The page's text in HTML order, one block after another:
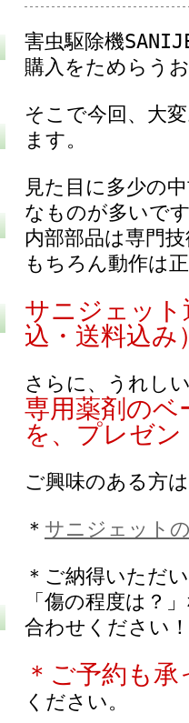
害虫駆除機
購入をためらう
そこで今回、大
ます。
見た目に多少の
なものが多いで
内部部品は専門
もちろん動作は
サニジェッ
込・送料込み
さらに、うれし
専用薬剤の
を、プレゼ
ご興味のある方
＊ サニジェット
＊ご納得いただ
「傷の程度は？
合わせください！
＊ご予約も
ください。